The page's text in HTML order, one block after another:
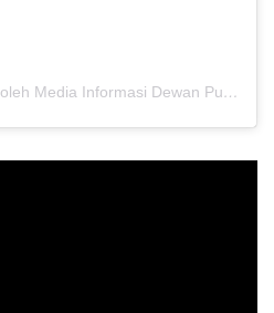
Sebuah kiriman dibagikan oleh Media Informasi Dewan Pusat Persaudaraan Setia Hati Terate (@media.dewanpusat)